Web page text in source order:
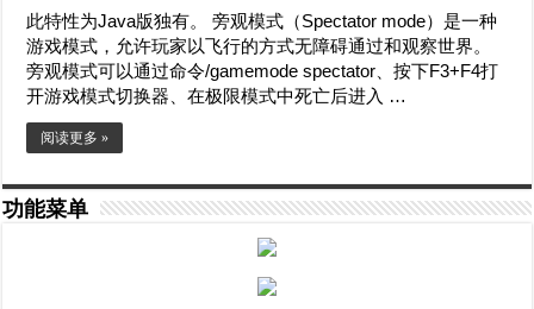
此特性为Java版独有。 旁观模式（Spectator mode）是一种
游戏模式，允许玩家以飞行的方式无障碍通过和观察世界。
旁观模式可以通过命令/gamemode spectator、按下F3+F4打
开游戏模式切换器、在极限模式中死亡后进入 …
阅读更多 »
功能菜单